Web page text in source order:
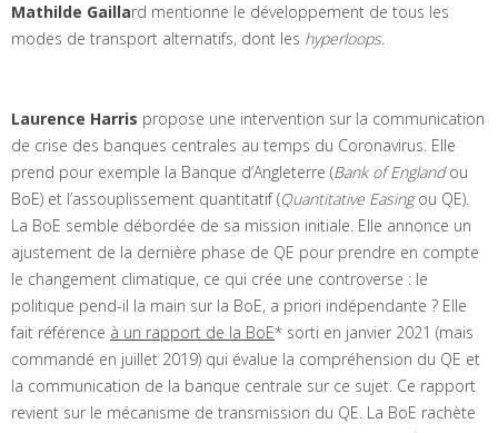
Mathilde Gaillard mentionne le développement de tous les
modes de transport alternatifs, dont les hyperloops.
Laurence Harris propose une intervention sur la communication
de crise des banques centrales au temps du Coronavirus. Elle
prend pour exemple la Banque d’Angleterre (Bank of Englandou
BoE) et l’assouplissement quantitatif (Quantitative Easingou QE).
La BoE semble débordée de sa mission initiale. Elle annonce un
ajustement de la dernière phase de QE pour prendre en compte
le changement climatique, ce qui crée une controverse : le
politique pend-il la main sur la BoE, a priori indépendante ? Elle
fait référence à un rapport de la BoE* sorti en janvier 2021 (mais
commandé en juillet 2019) qui évalue la compréhension du QE et
la communication de la banque centrale sur ce sujet. Ce rapport
revient sur le mécanisme de transmission du QE. La BoE rachète